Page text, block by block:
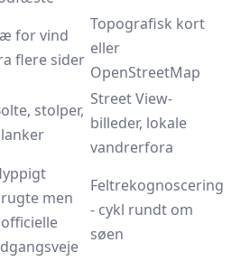
for vind
flere sider
Topografisk kort
eller
OpenStreetMap
stolper,
Street View-
billeder, lokale
vandrerfora
men
Feltrekognoscering
- cykl rundt om
søen